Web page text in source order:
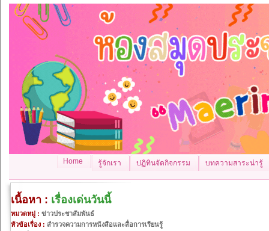
Home รู้จักเรา ปฏิทินจัดกิจกรรม บทความสาระน่ารู้
เนื้อหา : เรื่องเด่นวันนี้
หมวดหมู่ : ข่าวประชาสัมพันธ์
หัวข้อเรื่อง : สำรวจความการหนังสือและสื่อการเรียนรู้